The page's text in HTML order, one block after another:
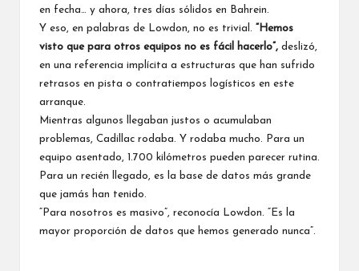
en fecha… y ahora, tres días sólidos en Bahrein.
Y eso, en palabras de Lowdon, no es trivial. “Hemos
visto que para otros equipos no es fácil hacerlo”, deslizó,
en una referencia implícita a estructuras que han sufrido
retrasos en pista o contratiempos logísticos en este
arranque.
Mientras algunos llegaban justos o acumulaban
problemas, Cadillac rodaba. Y rodaba mucho. Para un
equipo asentado, 1.700 kilómetros pueden parecer rutina.
Para un recién llegado, es la base de datos más grande
que jamás han tenido.
“Para nosotros es masivo”, reconocía Lowdon. “Es la
mayor proporción de datos que hemos generado nunca”.